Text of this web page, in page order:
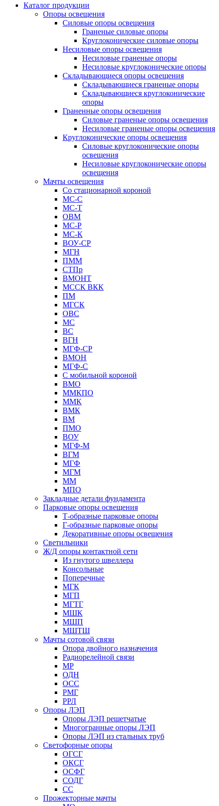
Каталог продукции
Oпоры oсвeщения
Силовые опоры освещения
Граненые силовые опоры
Круглоконические силовые опоры
Несиловые опоры освещения
Несиловые граненые опоры
Несиловые круглоконические опоры
Складывающиеся опоры освещения
Складывающиеся граненые опоры
Складывающиеся круглоконические
опоры
Граненные опоры освещения
Силовые граненые опоры освещения
Несиловые граненые опоры освещения
Круглоконические опоры освещения
Силовые круглоконические опоры
освещения
Несиловые круглоконические опоры
освещения
Мачты освещения
Со стационарной короной
МС-С
МС-Т
ОВМ
МС-Р
МС-К
ВОУ-СР
МГН
ПММ
СТПр
ВМОНТ
МССК ВКК
ПМ
МГСК
ОВС
МС
ВС
ВГН
МГФ-СР
ВМОН
МГФ-С
С мобильной короной
ВМО
ММКПО
ММК
ВМК
ВМ
ПМО
ВОУ
МГФ-М
ВГМ
МГФ
МГМ
ММ
МПО
Закладные детали фундамента
Парковые опоры освещения
Т-образные парковые опоры
Г-образные парковые опоры
Декоративные опоры освещения
Светильники
Ж/Д опоры контактной сети
Из гнутого швеллера
Консольные
Поперечные
МГК
МГП
МГТГ
МШК
МШП
МШТШ
Мачты сотовой связи
Опора двойного назначения
Радиорелейной связи
МР
ОДН
ОСС
РМГ
РРЛ
Опоры ЛЭП
Опоры ЛЭП решетчатые
Многогранные опоры ЛЭП
Опоры ЛЭП из стальных труб
Светофорные опоры
ОГСГ
ОКСГ
ОСФГ
СОДГ
СС
Прожекторные мачты